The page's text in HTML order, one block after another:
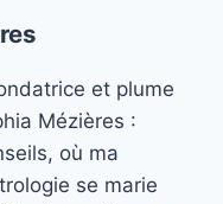
et plume
Mézières :
où ma
se marie